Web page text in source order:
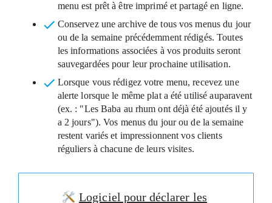
Logiciel pour déclarer les
menu est prêt à être imprimé et partagé en ligne.
Conservez une archive de tous vos menus du jour
ou de la semaine précédemment rédigés. Toutes
les informations associées à vos produits seront
sauvegardées pour leur prochaine utilisation.
Lorsque vous rédigez votre menu, recevez une
alerte lorsque le même plat a été utilisé auparavent
(ex. : "Les Baba au rhum ont déjà été ajoutés il y
a 2 jours"). Vos menus du jour ou de la semaine
restent variés et impressionnent vos clients
réguliers à chacune de leurs visites.